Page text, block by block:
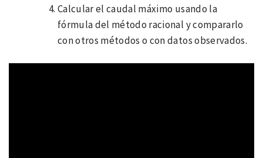
Calcular el caudal máximo usando la
fórmula del método racional y compararlo
con otros métodos o con datos observados.